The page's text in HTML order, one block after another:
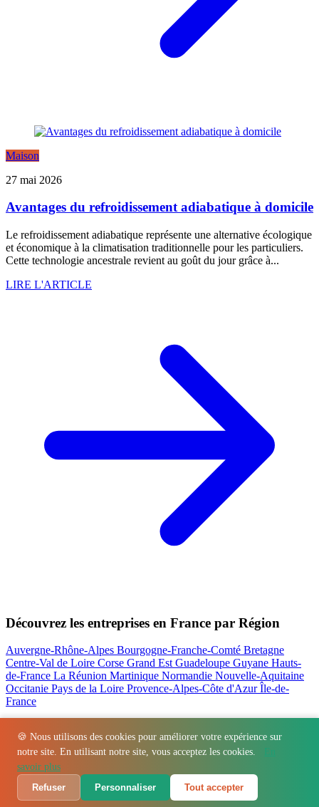
🍪 Nous utilisons des cookies pour améliorer votre expérience sur
notre site. En utilisant notre site, vous acceptez les cookies.
En
savoir plus
Refuser
Personnaliser Tout accepter
Maison
27 mai 2026
Avantages du refroidissement adiabatique à domicile
Le refroidissement adiabatique représente une alternative écologique
et économique à la climatisation traditionnelle pour les particuliers.
Cette technologie ancestrale revient au goût du jour grâce à...
LIRE L'ARTICLE
Découvrez les entreprises en France par Région
Auvergne-Rhône-Alpes Bourgogne-Franche-Comté Bretagne
Centre-Val de Loire Corse Grand EstGuadeloupe Guyane Hauts-
de-France La Réunion Martinique Normandie Nouvelle-Aquitaine
Occitanie Pays de la Loire Provence-Alpes-Côte d'AzurÎle-de-
France
Nos actualités les plus consultées
Régions - Départements - Villes - Entreprises - Marques Contact
Espace presse
© 2026 VillageBarKitchen. Tous droits réservés.